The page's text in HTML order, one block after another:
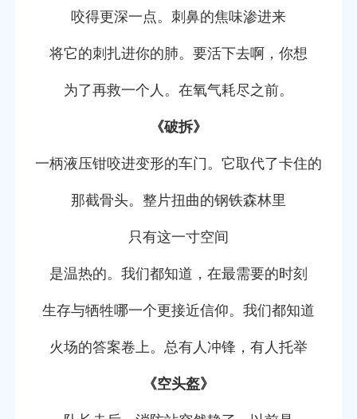
咬得更深一点。刺鼻的焦味渗进来
将它的刺扎进你的肺。要活下去啊，你想
为了再救一个人。在氧气耗尽之前。
《破拆》
一柄液压钳咬进变形的车门。它取代了卡住的
那截骨头。整片扭曲的钢铁森林里
只有这一寸空间
是温热的。我们都知道，在最需要的时刻
生存与牺牲哪一个更接近信仰。我们都知道
火场的答案卷上。总有人冲锋，有人托举
《空头盔》